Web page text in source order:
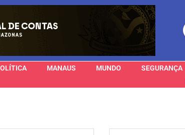
MANAUS MUNDO SEGURANÇA